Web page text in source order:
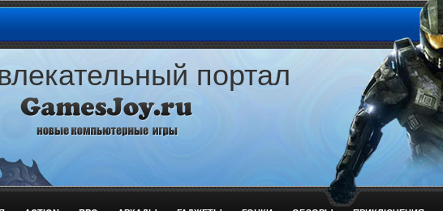
портал